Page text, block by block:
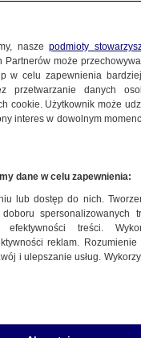
innych
naszepodmioty
Partnerów może
w celu zapewnienia
przetwarzanie danych
cookie. Użytkownik może
interes w dowolnym
dane w celu zapewnienia:
lub dostęp do nich.
spersonalizowanych
efektywności treści.
reklam.
i ulepszanie usług.